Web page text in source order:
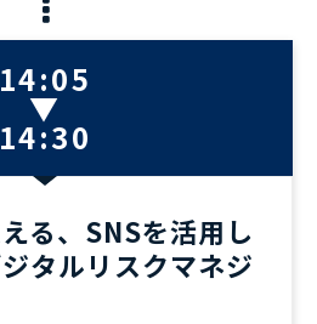
14:05
▼
14:30
る、SNSを活用し
タルリスクマネジ